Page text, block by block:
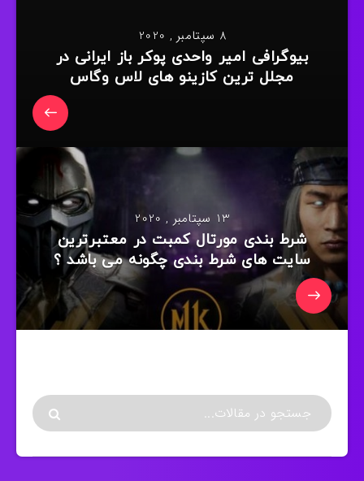
8 سپتامبر , 2020
بیوگرافی امیر واحدی پوکر باز ایرانی در
مجلل ترین کازینو های لاس وگاس
13 سپتامبر , 2020
شرط بندی مورتال کمبت در معتبرترین
سایت های شرط بندی چگونه می باشد ؟